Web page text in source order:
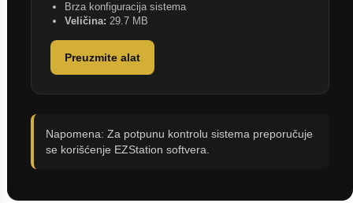
Brza konfiguracija sistema
Veličina: 29.7 MB
Preuzmite alat
Napomena: Za potpunu kontrolu sistema preporučuje
se korišćenje EZStation softvera.